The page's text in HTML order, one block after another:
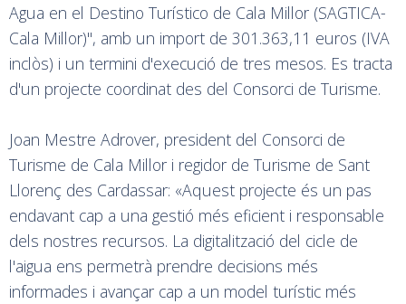
Agua en el Destino Turístico de Cala Millor (SAGTICA-
Cala Millor)", amb un import de 301.363,11 euros (IVA
inclòs) i un termini d'execució de tres mesos. Es tracta
d'un projecte coordinat des del Consorci de Turisme.
Joan Mestre Adrover, president del Consorci de
Turisme de Cala Millor i regidor de Turisme de Sant
Llorenç des Cardassar: «Aquest projecte és un pas
endavant cap a una gestió més eficient i responsable
dels nostres recursos. La digitalització del cicle de
l'aigua ens permetrà prendre decisions més
informades i avançar cap a un model turístic més